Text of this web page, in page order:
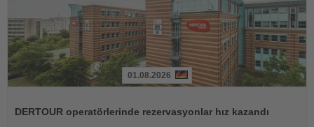
01.08.2026
DERTOUR operatörlerinde rezervasyonlar hız kazandı